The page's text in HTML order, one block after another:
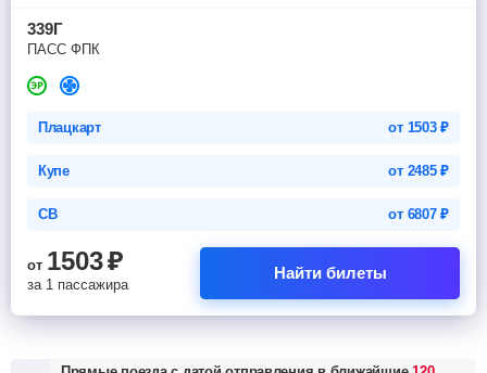
339Г
ПАСС ФПК
Плацкарт от 1503₽
Купе от 2485₽
СВ от 6807₽
от 1503₽
за 1 пассажира
Найти билеты